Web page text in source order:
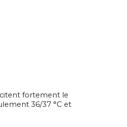
fortement le
36/37 °C et